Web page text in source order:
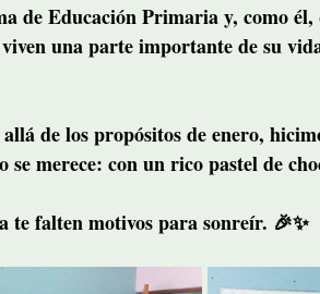
de Educación Primaria y, como
una parte importante de su
de los propósitos de enero,
se merece: con un rico pastel de
te falten motivos para sonreír. 🎉✨